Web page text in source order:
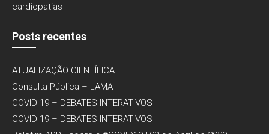
cardiopatias
Posts recentes
ATUALIZAÇÃO CIENTÍFICA
Consulta Pública – LAMA
COVID 19 – DEBATES INTERATIVOS
COVID 19 – DEBATES INTERATIVOS